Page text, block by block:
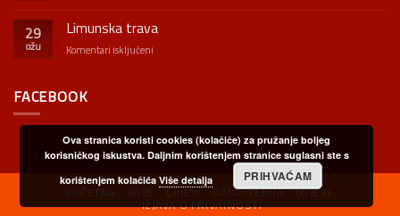
29
ožu
Limunska trava
Komentari isključeni
FACEBOOK
POČETNA KAVE ČAJEVI GALANTERIJA UVJETI
IZJAVA O PRIVATNOSTI
Ova stranica koristi cookies (kolačiče) za pružanje boljeg
korisničkog iskustva. Daljnim korištenjem stranice suglasni ste s
korištenjem kolačićaViše detalja PRIHVAĆAM